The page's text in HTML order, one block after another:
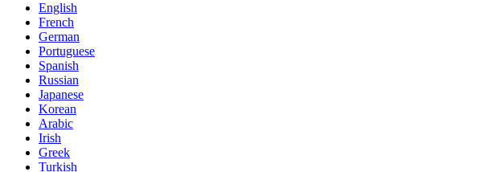
English
French
German
Portuguese
Spanish
Russian
Japanese
Korean
Arabic
Irish
Greek
Turkish